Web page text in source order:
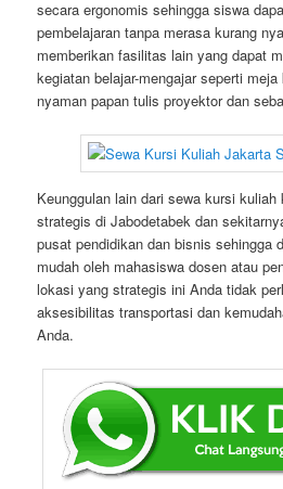
secara ergonomis sehingga siswa
pembelajaran tanpa merasa kurang
memberikan fasilitas lain yang dapat
kegiatan belajar-mengajar seperti
nyaman papan tulis proyektor dan
Keunggulan lain dari sewa kursi
strategis di Jabodetabek dan
pusat pendidikan dan bisnis sehingga
mudah oleh mahasiswa dosen atau
lokasi yang strategis ini Anda tidak
aksesibilitas transportasi dan
Anda.